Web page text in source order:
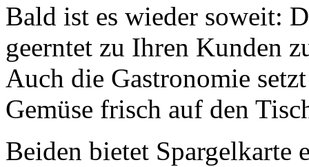
Bald ist es wieder soweit:
geerntet zu Ihren Kunden
Auch die Gastronomie
Gemüse frisch auf den
Beiden bietet Spargelkarte